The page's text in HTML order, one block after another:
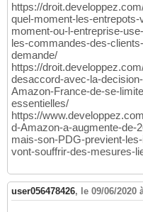
https://
quel-moment-les-
moment-ou-l-entreprise-
les-commandes-des-
demande/
https://
desaccord-avec-la-
Amazon-France-de-se-
essentielles/
https://
d-Amazon-a-augmente-de-
mais-son-PDG-previent-
vont-souffrir-des-mesures-
user056478426, le 09/06/2020